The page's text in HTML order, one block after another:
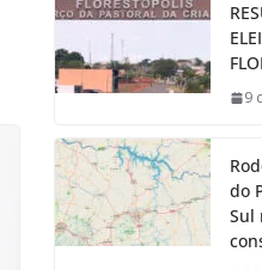
9
do
Sul